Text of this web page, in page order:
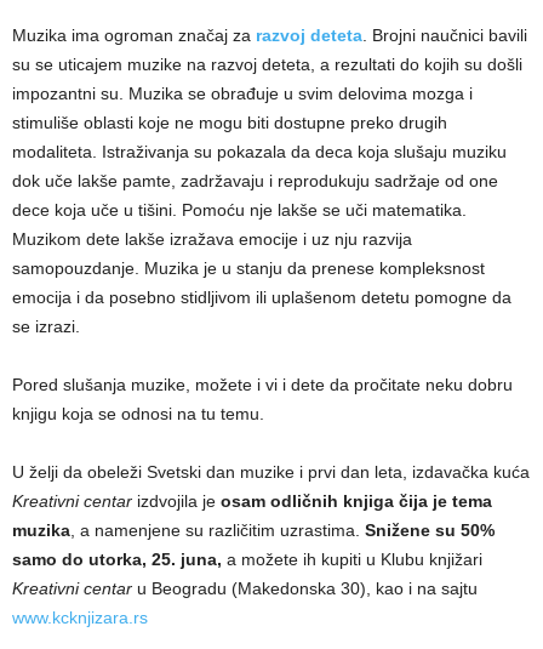
Muzika ima ogroman značaj za razvoj deteta . Brojni naučnici bavili
su se uticajem muzike na razvoj deteta, a rezultati do kojih su došli
impozantni su. Muzika se obrađuje u svim delovima mozga i
stimuliše oblasti koje ne mogu biti dostupne preko drugih
modaliteta. Istraživanja su pokazala da deca koja slušaju muziku
dok uče lakše pamte, zadržavaju i reprodukuju sadržaje od one
dece koja uče u tišini. Pomoću nje lakše se uči matematika.
Muzikom dete lakše izražava emocije i uz nju razvija
samopouzdanje. Muzika je u stanju da prenese kompleksnost
emocija i da posebno stidljivom ili uplašenom detetu pomogne da
se izrazi.
Pored slušanja muzike, možete i vi i dete da pročitate neku dobru
knjigu koja se odnosi na tu temu.
U želji da obeleži Svetski dan muzike i prvi dan leta, izdavačka kuća
Kreativni centar izdvojila je osam odličnih knjiga čija je tema
muzika , a namenjene su različitim uzrastima. Snižene su 50%
samo do utorka, 25. juna, a možete ih kupiti u Klubu knjižari
Kreativni centar u Beogradu (Makedonska 30), kao i na sajtu
www.kcknjizara.rs